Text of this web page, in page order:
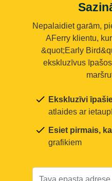
Nepalaidiet garām,
AFerry klientu,
&quot;Early
ekskluzīvus
Ekskluzīvi
atlaides ar
Esiet pirmais,
grafikiem